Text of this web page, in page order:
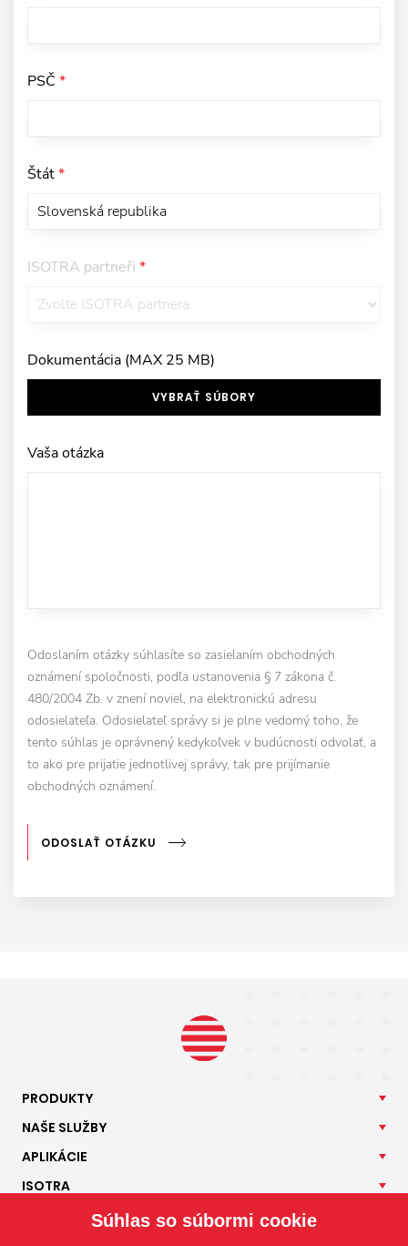
PSČ *
Štát*
ISOTRA partneři *
Dokumentácia (MAX 25 MB)
VYBRAŤ SÚBORY
Vaša otázka
Odoslaním otázky súhlasíte so zasielaním obchodných
oznámení spoločnosti, podľa ustanovenia § 7 zákona č.
480/2004 Zb. v znení noviel, na elektronickú adresu
odosielateľa. Odosielateľ správy si je plne vedomý toho, že
tento súhlas je oprávnený kedykoľvek v budúcnosti odvolať, a
to ako pre prijatie jednotlivej správy, tak pre prijímanie
obchodných oznámení.
ODOSLAŤ OTÁZKU
PRODUKTY
NAŠE SLUŽBY
APLIKÁCIE
ISOTRA
Súhlas so súbormi cookie